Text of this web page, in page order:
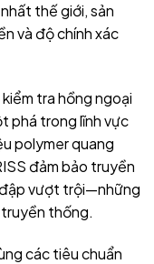
thế giới, sản
và độ chính xác
tra hồng ngoại
phá trong lĩnh vực
polymer quang
đảm bảo truyền
đập vượt trội—những
thống.
các tiêu chuẩn